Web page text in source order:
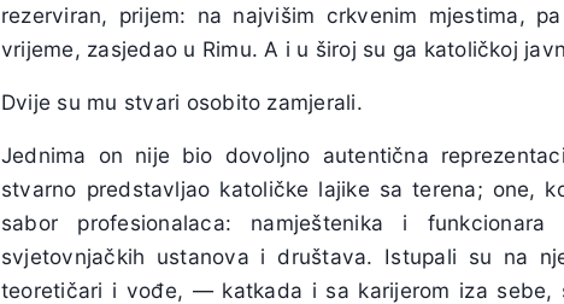
rezerviran, prijem: na najvišim crkvenim mjestima,
vrijeme, zasjedao u Rimu. A i u široj su ga katoličkoj
Dvije su mu stvari osobito zamjerali.
Jednima on nije bio dovoljno autentična
stvarno predstavljao katoličke lajike sa terena; one,
sabor profesionalaca: namještenika i
svjetovnjačkih ustanova i društava. Istupali su na
teoretičari i vođe, — katkada i sa karijerom iza sebe,